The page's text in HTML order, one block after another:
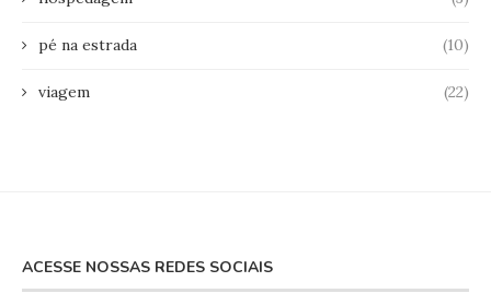
pé na estrada (10)
viagem (22)
ACESSE NOSSAS REDES SOCIAIS